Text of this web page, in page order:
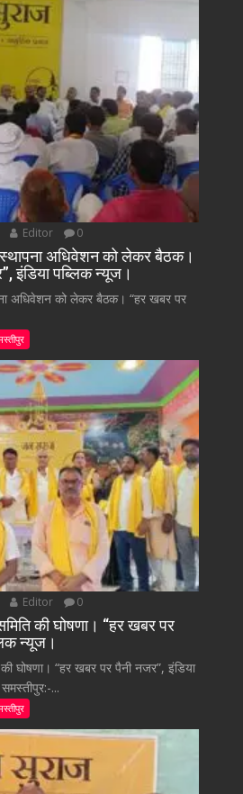
Editor 0
अधिवेशन को लेकर बैठक।
इंडिया पब्लिक न्यूज।
अधिवेशन को लेकर बैठक। “हर खबर पर
Editor 0
की घोषणा। “हर खबर पर
न्यूज।
घोषणा। “हर खबर पर पैनी नजर”, इंडिया
...